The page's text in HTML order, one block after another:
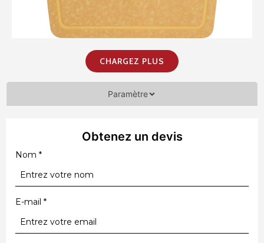
Paramètre
CHARGEZ PLUS
Obtenez un devis
Nom *
E-mail *